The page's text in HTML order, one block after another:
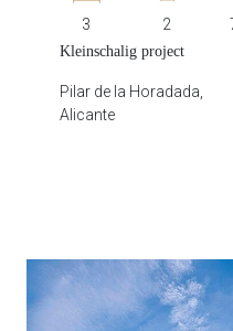
3 2
Kleinschalig project
Pilar de la Horadada,
Alicante